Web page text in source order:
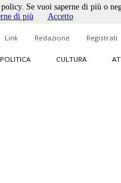
Link Redazione Registrati
POLITICA CULTURA
Se vuoi saperne di più o
di più Accetto